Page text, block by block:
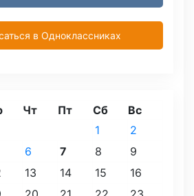
в Одноклассниках
Чт Пт Сб Вс
1
2
6 7 8
9
13 14 15
16